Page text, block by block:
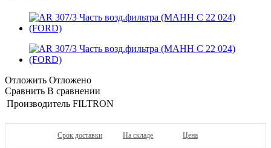
Отложить Отложено
Сравнить В сравнении
Производитель FILTRON
Срок доставки На складе Цена